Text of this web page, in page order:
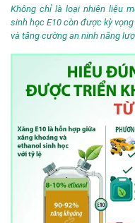
Không chỉ là loại nhiên liệu
sinh học E10 còn được kỳ
và tăng cường an ninh năng